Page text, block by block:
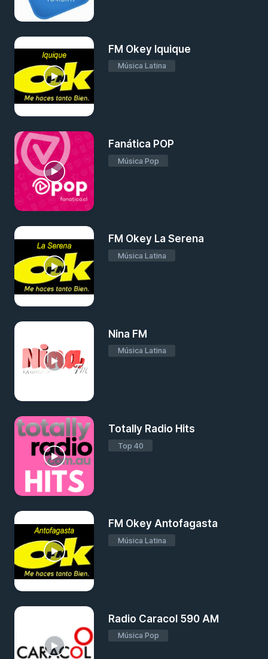
FM Okey Iquique
Música Latina
Fanática POP
Música Pop
FM Okey La Serena
Música Latina
Nina FM
Música Latina
Totally Radio Hits
Top 40
FM Okey Antofagasta
Música Latina
Radio Caracol 590 AM
Música Pop